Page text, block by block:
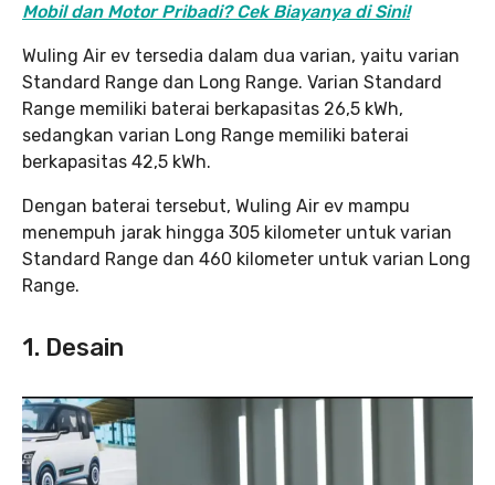
Mobil dan Motor Pribadi? Cek Biayanya di Sini!
Wuling Air ev tersedia dalam dua varian, yaitu varian
Standard Range dan Long Range. Varian Standard
Range memiliki baterai berkapasitas 26,5 kWh,
sedangkan varian Long Range memiliki baterai
berkapasitas 42,5 kWh.
Dengan baterai tersebut, Wuling Air ev mampu
menempuh jarak hingga 305 kilometer untuk varian
Standard Range dan 460 kilometer untuk varian Long
Range.
1. Desain